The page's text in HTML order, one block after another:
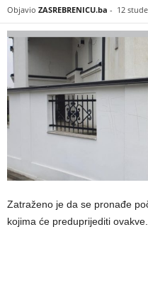
Objavio ZASREBRENICU.ba - 12
Zatraženo je da se pronađe
kojima će preduprijediti ovakve.